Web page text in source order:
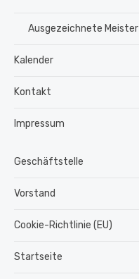
Ausgezeichnete Meister
Kalender
Kontakt
Impressum
Geschäftstelle
Vorstand
Cookie-Richtlinie (EU)
Startseite